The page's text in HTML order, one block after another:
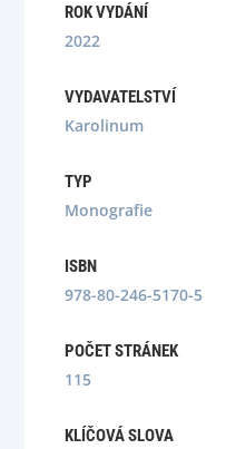
ROK VYDÁNÍ
2022
VYDAVATELSTVÍ
Karolinum
TYP
Monografie
ISBN
978-80-246-5170-5
POČET STRÁNEK
115
KLÍČOVÁ SLOVA